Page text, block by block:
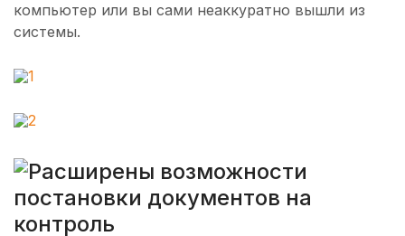
компьютер или вы сами неаккуратно вышли из
системы.